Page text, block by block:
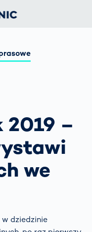
2019 –
we
dziedzinie